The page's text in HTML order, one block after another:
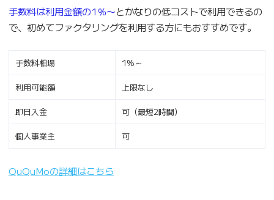
手数料は利用金額の1％〜とかなりの低コストで利用できるの
で、初めてファクタリングを利用する方にもおすすめです。
手数料相場 1%～
利用可能額 上限なし
即日入金 可（最短2時間）
個人事業主 可
QuQuMoの詳細はこちら